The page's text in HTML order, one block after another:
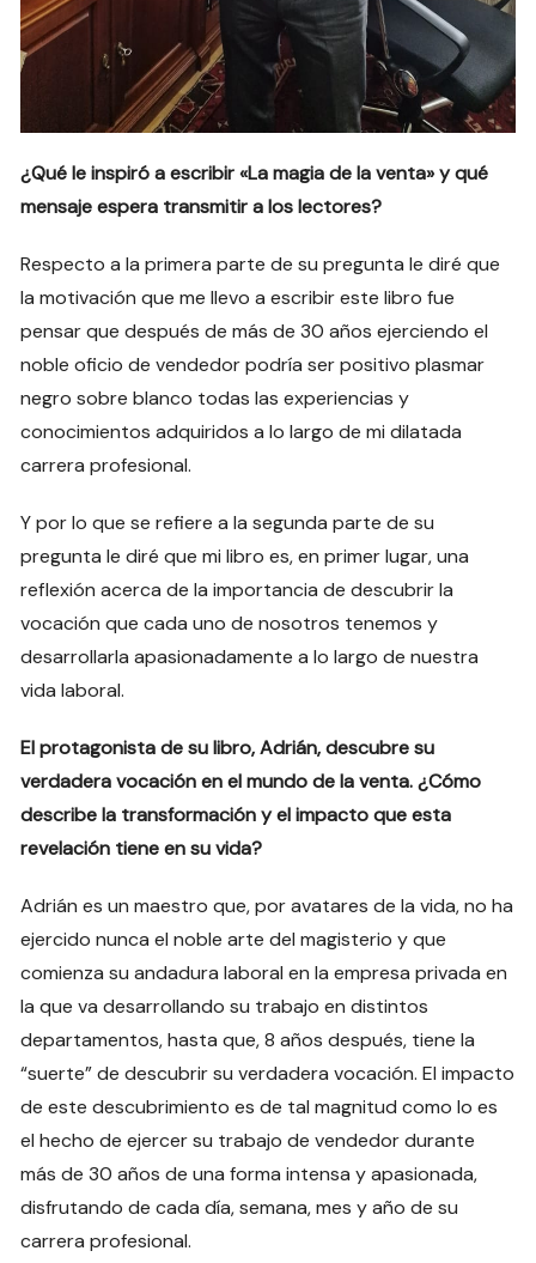
¿Qué le inspiró a escribir «La magia de la venta» y qué
mensaje espera transmitir a los lectores?
Respecto a la primera parte de su pregunta le diré que
la motivación que me llevo a escribir este libro fue
pensar que después de más de 30 años ejerciendo el
noble oficio de vendedor podría ser positivo plasmar
negro sobre blanco todas las experiencias y
conocimientos adquiridos a lo largo de mi dilatada
carrera profesional.
Y por lo que se refiere a la segunda parte de su
pregunta le diré que mi libro es, en primer lugar, una
reflexión acerca de la importancia de descubrir la
vocación que cada uno de nosotros tenemos y
desarrollarla apasionadamente a lo largo de nuestra
vida laboral.
El protagonista de su libro, Adrián, descubre su
verdadera vocación en el mundo de la venta. ¿Cómo
describe la transformación y el impacto que esta
revelación tiene en su vida?
Adrián es un maestro que, por avatares de la vida, no ha
ejercido nunca el noble arte del magisterio y que
comienza su andadura laboral en la empresa privada en
la que va desarrollando su trabajo en distintos
departamentos, hasta que, 8 años después, tiene la
“suerte” de descubrir su verdadera vocación. El impacto
de este descubrimiento es de tal magnitud como lo es
el hecho de ejercer su trabajo de vendedor durante
más de 30 años de una forma intensa y apasionada,
disfrutando de cada día, semana, mes y año de su
carrera profesional.